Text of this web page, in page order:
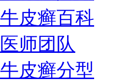
牛皮癣百科
医师团队
牛皮癣分型